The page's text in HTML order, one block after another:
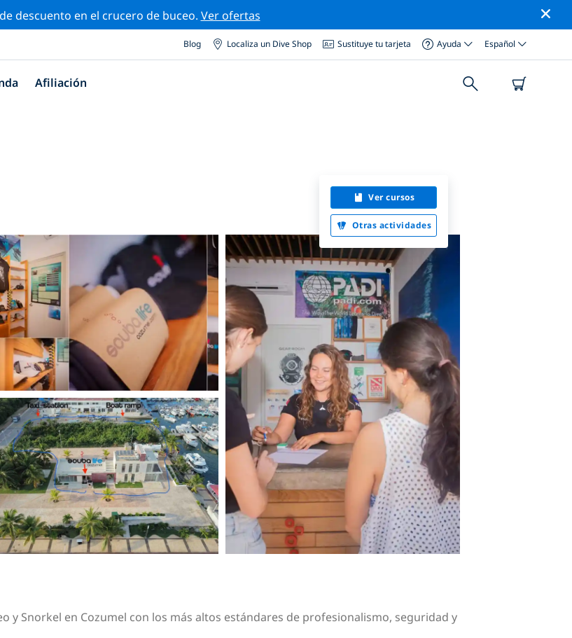
descuento en el crucero de buceo. Ver ofertas
Blog Localiza un Dive Shop Sustituye tu tarjeta Ayuda Español
Afiliación
Ver cursos
Otras actividades
y Snorkel en Cozumel con los más altos estándares de profesionalismo, seguridad y